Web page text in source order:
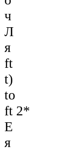
ч
Л
я
ft
t)
to
ft 2*
E
я